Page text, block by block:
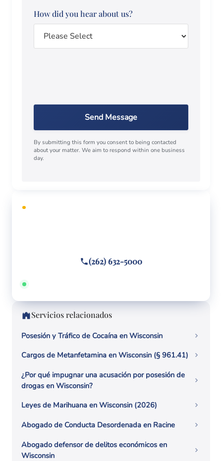
How did you hear about us?
Send Message
By submitting this form you consent to being contacted
about your matter. We aim to respond within one business
day.
CONSULTA GRATUITA
(262) 632-5000
Disponible 24/7 · Hablamos español
Servicios relacionados
Posesión y Tráfico de Cocaína en Wisconsin
Cargos de Metanfetamina en Wisconsin (§ 961.41)
¿Por qué impugnar una acusación por posesión de
drogas en Wisconsin?
Leyes de Marihuana en Wisconsin (2026)
Abogado de Conducta Desordenada en Racine
Abogado defensor de delitos económicos en
Wisconsin